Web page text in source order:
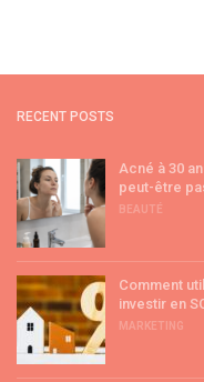
RECENT POSTS
Acné à 30
peut-être
BEAUTÉ
Comment
investir en
MARKETING